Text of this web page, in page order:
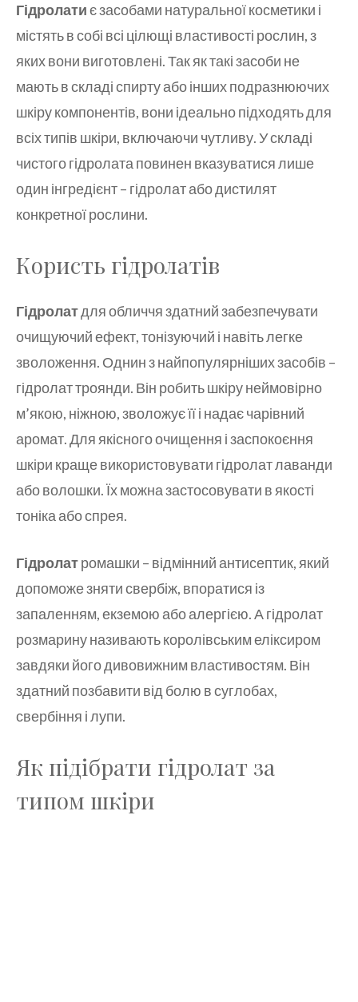
Гідролатиє засобами натуральної косметики і
містять в собі всі цілющі властивості рослин, з
яких вони виготовлені. Так як такі засоби не
мають в складі спирту або інших подразнюючих
шкіру компонентів, вони ідеально підходять для
всіх типів шкіри, включаючи чутливу. У складі
чистого гідролата повинен вказуватися лише
один інгредієнт – гідролат або дистилят
конкретної рослини.
Користь гідролатів
Гідролатдля обличчя здатний забезпечувати
очищуючий ефект, тонізуючий і навіть легке
зволоження. Однин з найпопулярніших засобів –
гідролат троянди. Він робить шкіру неймовірно
м’якою, ніжною, зволожує її і надає чарівний
аромат. Для якісного очищення і заспокоєння
шкіри краще використовувати гідролат лаванди
або волошки. Їх можна застосовувати в якості
тоніка або спрея.
Гідролатромашки – відмінний антисептик, який
допоможе зняти свербіж, впоратися із
запаленням, екземою або алергією. А гідролат
розмарину називають королівським еліксиром
завдяки його дивовижним властивостям. Він
здатний позбавити від болю в суглобах,
свербіння і лупи.
Як підібрати гідролат за
типом шкіри